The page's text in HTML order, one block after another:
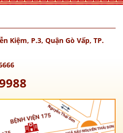
Kiệm, P.3, Quận Gò Vấp, TP.